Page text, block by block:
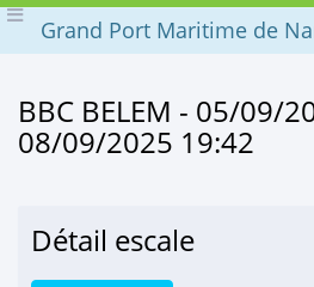
Grand Port Maritime de
BBC BELEM - 05/09/
08/09/2025 19:42
Détail escale